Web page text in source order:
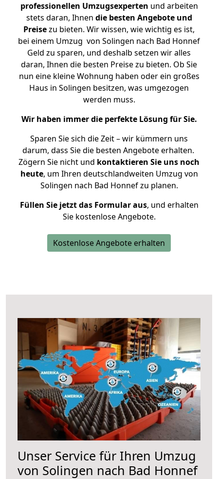
professionellen Umzugsexperten und arbeiten
stets daran, Ihnen die besten Angebote und
Preisezu bieten. Wir wissen, wie wichtig es ist,
bei einem Umzug von Solingen nach Bad Honnef
Geld zu sparen, und deshalb setzen wir alles
daran, Ihnen die besten Preise zu bieten. Ob Sie
nun eine kleine Wohnung haben oder ein großes
Haus in Solingen besitzen, was umgezogen
werden muss.
Wir haben immer die perfekte Lösung für Sie.
Sparen Sie sich die Zeit – wir kümmern uns
darum, dass Sie die besten Angebote erhalten.
Zögern Sie nicht und kontaktieren Sie uns noch
heute, um Ihren deutschlandweiten Umzug von
Solingen nach Bad Honnef zu planen.
Füllen Sie jetzt das Formular aus, und erhalten
Sie kostenlose Angebote.
Kostenlose Angebote erhalten
Unser Service für Ihren Umzug
von Solingen nach Bad Honnef